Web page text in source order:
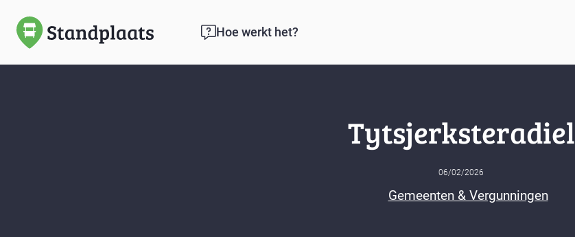
Hoe werkt het?
Tytsjerksteradiel
06/02/2026
Gemeenten & Vergunningen